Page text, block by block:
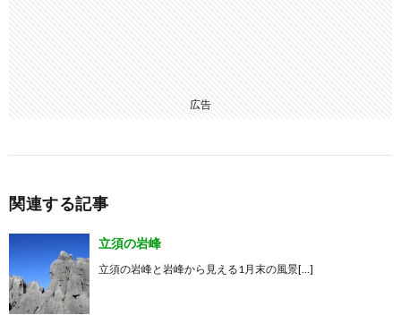
広告
関連する記事
立須の岩峰
立須の岩峰と岩峰から見える1月末の風景[…]